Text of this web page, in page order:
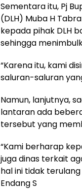
Sementara itu, Pj
(DLH) Muba H
kepada pihak DLH
sehingga
“Karena itu, kami
saluran-saluran
Namun, lanjutnya,
lantaran ada
tersebut yang
“Kami berharap
juga dinas terkait
hal ini tidak
Endang S